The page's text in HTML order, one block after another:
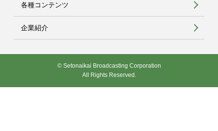
各種コンテンツ
企業紹介
© Setonaikai Broadcasting Corporation
All Rights Reserved.